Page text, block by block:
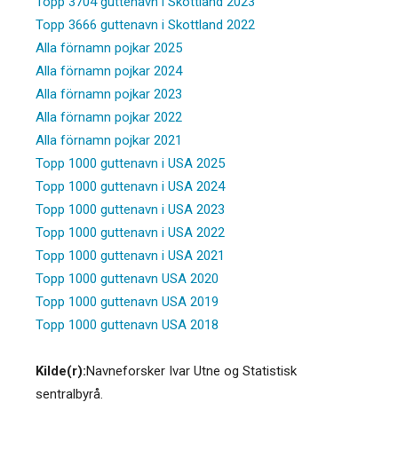
Topp 3666 guttenavn i Skottland 2022
Alla förnamn pojkar 2025
Alla förnamn pojkar 2024
Alla förnamn pojkar 2023
Alla förnamn pojkar 2022
Alla förnamn pojkar 2021
Topp 1000 guttenavn i USA 2025
Topp 1000 guttenavn i USA 2024
Topp 1000 guttenavn i USA 2023
Topp 1000 guttenavn i USA 2022
Topp 1000 guttenavn i USA 2021
Topp 1000 guttenavn USA 2020
Topp 1000 guttenavn USA 2019
Topp 1000 guttenavn USA 2018
Kilde(r):Navneforsker Ivar Utne og Statistisk
sentralbyrå.